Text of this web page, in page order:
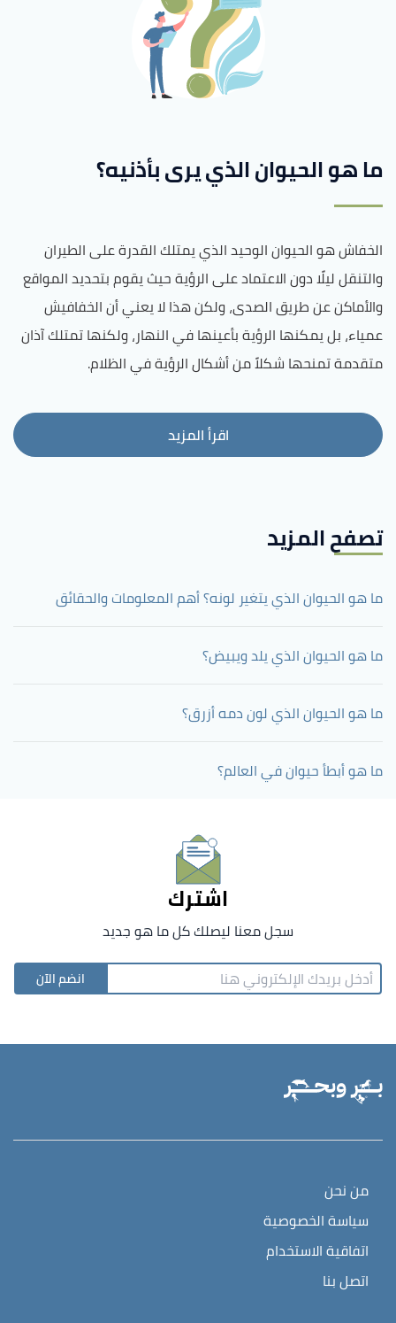
ما هو الحيوان الذي يرى بأذنيه؟
الخفاش هو الحيوان الوحيد الذي يمتلك القدرة على الطيران
والتنقل ليلًا دون الاعتماد على الرؤية حيث يقوم بتحديد المواقع
والأماكن عن طريق الصدى، ولكن هذا لا يعني أن الخفافيش
عمياء، بل يمكنها الرؤية بأعينها في النهار، ولكنها تمتلك آذان
متقدمة تمنحها شكلاً من أشكال الرؤية في الظلام.
اقرأ المزيد
تصفح المزيد
ما هو الحيوان الذي يتغير لونه؟ أهم المعلومات والحقائق
ما هو الحيوان الذي يلد ويبيض؟
ما هو الحيوان الذي لون دمه أزرق؟
ما هو أبطأ حيوان في العالم؟
اشترك
سجل معنا ليصلك كل ما هو جديد
انضم الآن
من نحن
سياسة الخصوصية
اتفاقية الاستخدام
اتصل بنا